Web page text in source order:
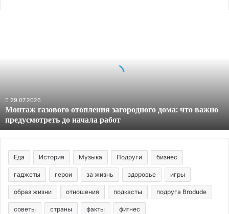
предусмотреть
до
начала
работ
29.07.2026
Монтаж газового отопления загородного дома: что важно
предусмотреть до начала работ
Еда История Музыка Подруги бизнес
гаджеты герои за жизнь здоровье игры
образ жизни отношения подкасты подруга Brodude
советы страны факты фитнес